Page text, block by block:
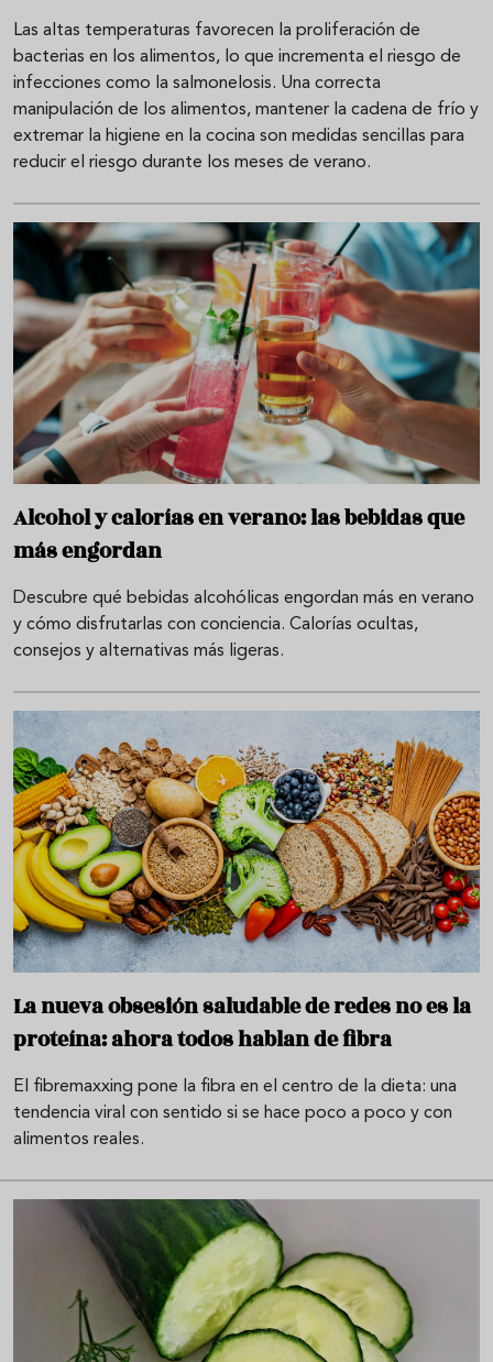
Las altas temperaturas favorecen la proliferación de
bacterias en los alimentos, lo que incrementa el riesgo de
infecciones como la salmonelosis. Una correcta
manipulación de los alimentos, mantener la cadena de frío y
extremar la higiene en la cocina son medidas sencillas para
reducir el riesgo durante los meses de verano.
Alcohol y calorías en verano: las bebidas que
más engordan
Descubre qué bebidas alcohólicas engordan más en verano
y cómo disfrutarlas con conciencia. Calorías ocultas,
consejos y alternativas más ligeras.
La nueva obsesión saludable de redes no es la
proteína: ahora todos hablan de fibra
El fibremaxxing pone la fibra en el centro de la dieta: una
tendencia viral con sentido si se hace poco a poco y con
alimentos reales.